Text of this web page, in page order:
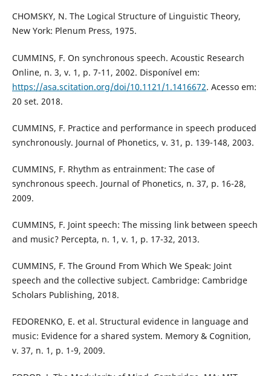
CHOMSKY, N. The Logical Structure of Linguistic Theory,
New York: Plenum Press, 1975.
CUMMINS, F. On synchronous speech. Acoustic Research
Online, n. 3, v. 1, p. 7-11, 2002. Disponível em:
https://asa.scitation.org/doi/10.1121/1.1416672. Acesso em:
20 set. 2018.
CUMMINS, F. Practice and performance in speech produced
synchronously. Journal of Phonetics, v. 31, p. 139-148, 2003.
CUMMINS, F. Rhythm as entrainment: The case of
synchronous speech. Journal of Phonetics, n. 37, p. 16-28,
2009.
CUMMINS, F. Joint speech: The missing link between speech
and music? Percepta, n. 1, v. 1, p. 17-32, 2013.
CUMMINS, F. The Ground From Which We Speak: Joint
speech and the collective subject. Cambridge: Cambridge
Scholars Publishing, 2018.
FEDORENKO, E. et al. Structural evidence in language and
music: Evidence for a shared system. Memory & Cognition,
v. 37, n. 1, p. 1-9, 2009.